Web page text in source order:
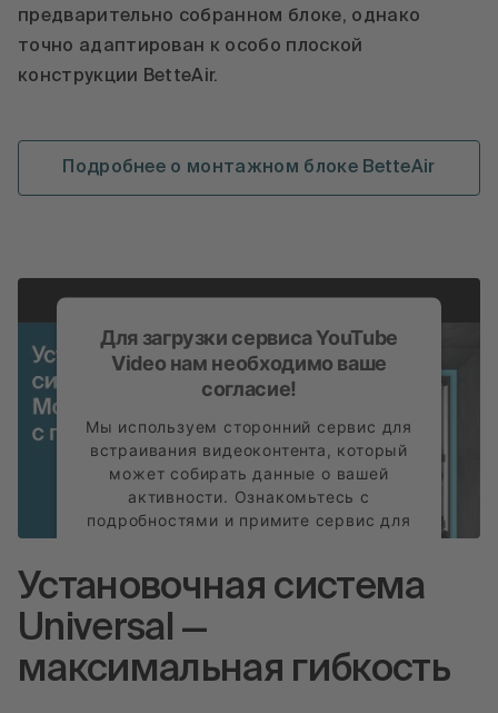
предварительно собранном блоке, однако
точно адаптирован к особо плоской
конструкции BetteAir.
Подробнее о монтажном блоке BetteAir
Для загрузки сервиса YouTube
Video нам необходимо ваше
согласие!
Мы используем сторонний сервис для
встраивания видеоконтента, который
может собирать данные о вашей
активности. Ознакомьтесь с
подробностями и примите сервис для
Подробнее
powered byUsercentrics Consent
Установочная система
Universal —
максимальная гибкость